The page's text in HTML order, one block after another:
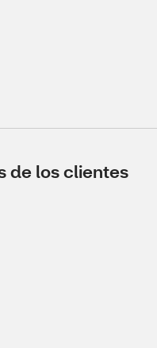
de los clientes